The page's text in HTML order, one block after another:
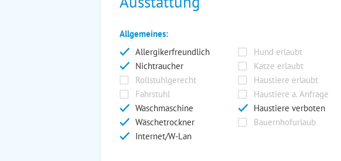
Allgemeines:
Allergikerfreundlich
Hund erlaubt
Nichtraucher
Katze erlaubt
Rollstuhlgerecht
Haustiere erlaubt
Fahrstuhl
Haustiere a. Anfrage
Waschmaschine
Haustiere verboten
Wäschetrockner
Bauernhofurlaub
Internet/W-Lan